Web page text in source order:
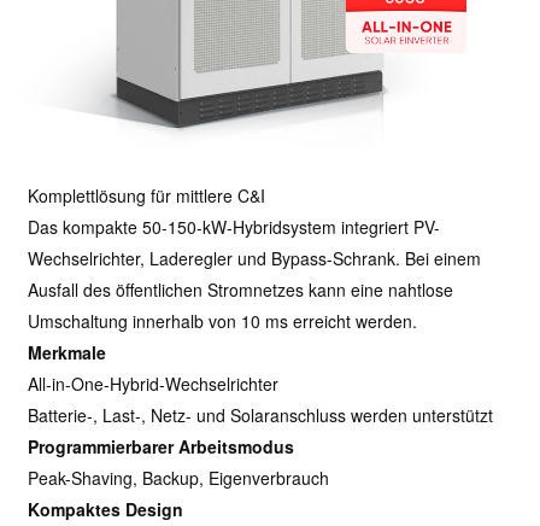
Komplettlösung für mittlere C&I
Das kompakte 50-150-kW-Hybridsystem integriert PV-
Wechselrichter, Laderegler und Bypass-Schrank. Bei einem
Ausfall des öffentlichen Stromnetzes kann eine nahtlose
Umschaltung innerhalb von 10 ms erreicht werden.
Merkmale
All-in-One-Hybrid-Wechselrichter
Batterie-, Last-, Netz- und Solaranschluss werden unterstützt
Programmierbarer Arbeitsmodus
Peak-Shaving, Backup, Eigenverbrauch
Kompaktes Design